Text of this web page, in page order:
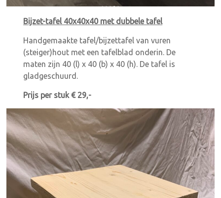
Bijzet-tafel 40x40x40 met dubbele tafel
Handgemaakte tafel/bijzettafel van vuren
(steiger)hout met een tafelblad onderin. De
maten zijn 40 (l) x 40 (b) x 40 (h). De tafel is
gladgeschuurd.
Prijs per stuk € 29,-